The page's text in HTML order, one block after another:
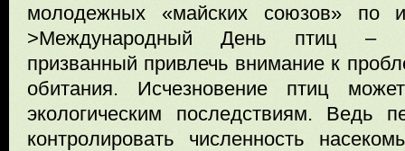
молодежных «майских союзов» по
>Международный День птиц –
призванный привлечь внимание к
обитания. Исчезновение птиц
экологическим последствиям. Ведь
контролировать численность